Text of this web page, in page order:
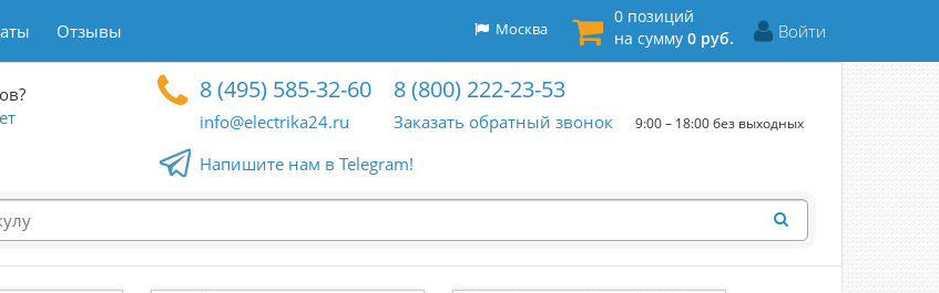
Отзывы Войти
0 позиций
на сумму 0 руб.
Москва
8 (495) 585-32-60
info@electrika24.ru
8 (800) 222-23-53
Заказать обратный звонок 9:00 – 18:00 без выходных
Напишите нам в Telegram!